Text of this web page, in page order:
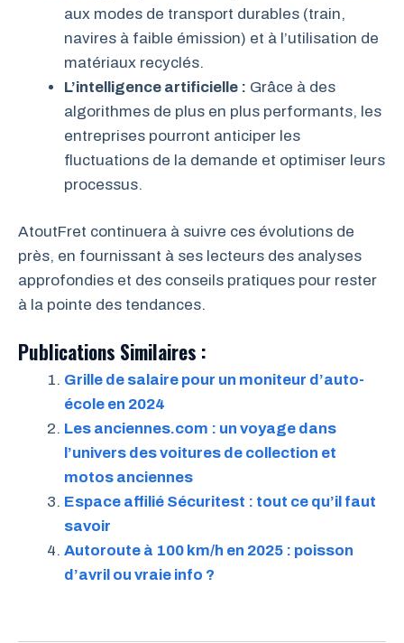
aux modes de transport durables (train,
navires à faible émission) et à l’utilisation de
matériaux recyclés.
L’intelligence artificielle : Grâce à des
algorithmes de plus en plus performants, les
entreprises pourront anticiper les
fluctuations de la demande et optimiser leurs
processus.
AtoutFret continuera à suivre ces évolutions de
près, en fournissant à ses lecteurs des analyses
approfondies et des conseils pratiques pour rester
à la pointe des tendances.
Publications Similaires :
Grille de salaire pour un moniteur d’auto-
école en 2024
Les anciennes.com : un voyage dans
l’univers des voitures de collection et
motos anciennes
Espace affilié Sécuritest : tout ce qu’il faut
savoir
Autoroute à 100 km/h en 2025 : poisson
d’avril ou vraie info ?